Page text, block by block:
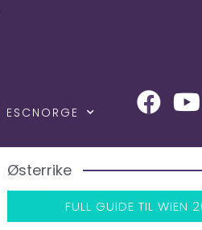
ESCNORGE
Østerrike
FULL GUIDE TIL WIEN